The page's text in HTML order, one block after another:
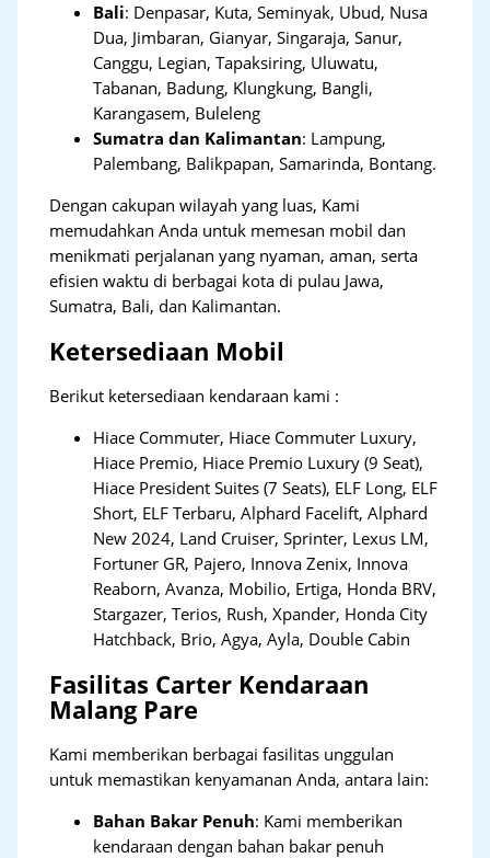
Bali: Denpasar, Kuta, Seminyak, Ubud, Nusa
Dua, Jimbaran, Gianyar, Singaraja, Sanur,
Canggu, Legian, Tapaksiring, Uluwatu,
Tabanan, Badung, Klungkung, Bangli,
Karangasem, Buleleng
Sumatra dan Kalimantan: Lampung,
Palembang, Balikpapan, Samarinda, Bontang.
Dengan cakupan wilayah yang luas, Kami
memudahkan Anda untuk memesan mobil dan
menikmati perjalanan yang nyaman, aman, serta
efisien waktu di berbagai kota di pulau Jawa,
Sumatra, Bali, dan Kalimantan.
Ketersediaan Mobil
Berikut ketersediaan kendaraan kami :
Hiace Commuter, Hiace Commuter Luxury,
Hiace Premio, Hiace Premio Luxury (9 Seat),
Hiace President Suites (7 Seats), ELF Long, ELF
Short, ELF Terbaru, Alphard Facelift, Alphard
New 2024, Land Cruiser, Sprinter, Lexus LM,
Fortuner GR, Pajero, Innova Zenix, Innova
Reaborn, Avanza, Mobilio, Ertiga, Honda BRV,
Stargazer, Terios, Rush, Xpander, Honda City
Hatchback, Brio, Agya, Ayla, Double Cabin
Fasilitas Carter Kendaraan
Malang Pare
Kami memberikan berbagai fasilitas unggulan
untuk memastikan kenyamanan Anda, antara lain:
Bahan Bakar Penuh: Kami memberikan
kendaraan dengan bahan bakar penuh